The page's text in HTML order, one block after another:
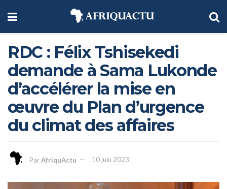
RDC : Félix Tshisekedi
demande à Sama Lukonde
d’accélérer la mise en
œuvre du Plan d’urgence
du climat des affaires
ParAfriquActu 10 juin 2023